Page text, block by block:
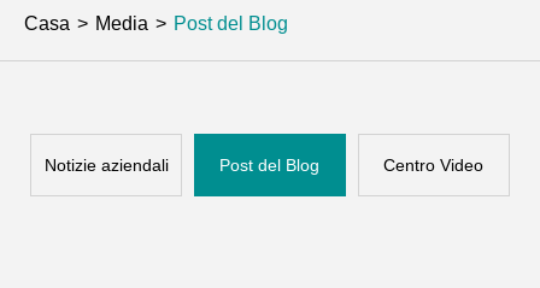
Casa Media Post del Blog
Notizie aziendali Post del Blog Centro Video